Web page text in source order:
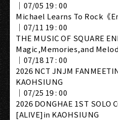
｜07/05 19 : 00
Michael Learns To Rock《
｜07/11 19 : 00
THE MUSIC OF SQUARE
Magic,Memories,and
｜07/18 17 : 00
2026 NCT JNJM
KAOHSIUNG
｜07/25 19 : 00
2026 DONGHAE 1ST SOLO
[ALIVE]in KAOHSIUNG